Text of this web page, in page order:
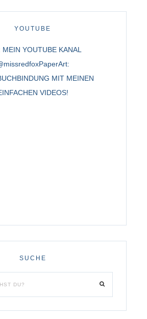
YOUTUBE
MEIN YOUTUBE KANAL
MIT MEINEN
VIDEOS!
SUCHE